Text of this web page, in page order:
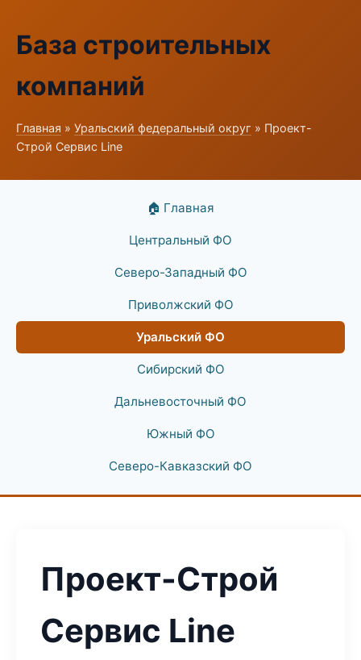
База строительных
компаний
Главная » Уральский федеральный округ » Проект-
Строй Сервис Line
🏠 Главная
Центральный ФО
Северо-Западный ФО
Приволжский ФО
Уральский ФО
Сибирский ФО
Дальневосточный ФО
Южный ФО
Северо-Кавказский ФО
Проект-Строй
Сервис Line